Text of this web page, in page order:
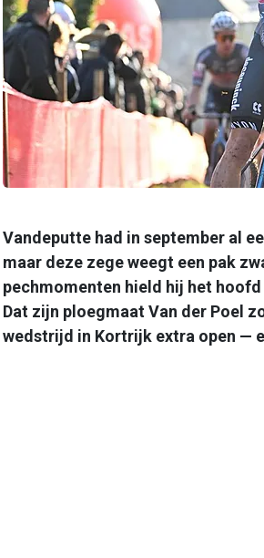
Vandeputte had in september al
maar deze zege weegt een pak
pechmomenten hield hij het
Dat zijn ploegmaat Van der Poel
wedstrijd in Kortrijk extra open —